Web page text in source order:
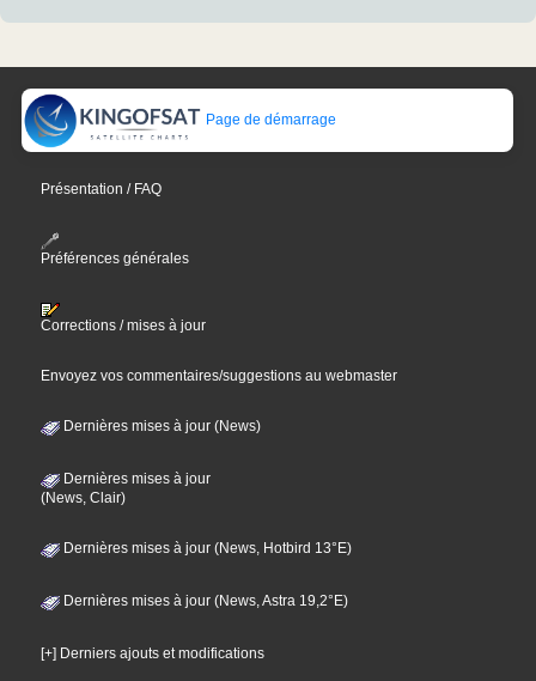
Page de démarrage
Présentation / FAQ
Préférences générales
Corrections / mises à jour
Envoyez vos commentaires/suggestions au webmaster
Dernières mises à jour (News)
Dernières mises à jour
(News, Clair)
Dernières mises à jour (News, Hotbird 13°E)
Dernières mises à jour (News, Astra 19,2°E)
[+] Derniers ajouts et modifications